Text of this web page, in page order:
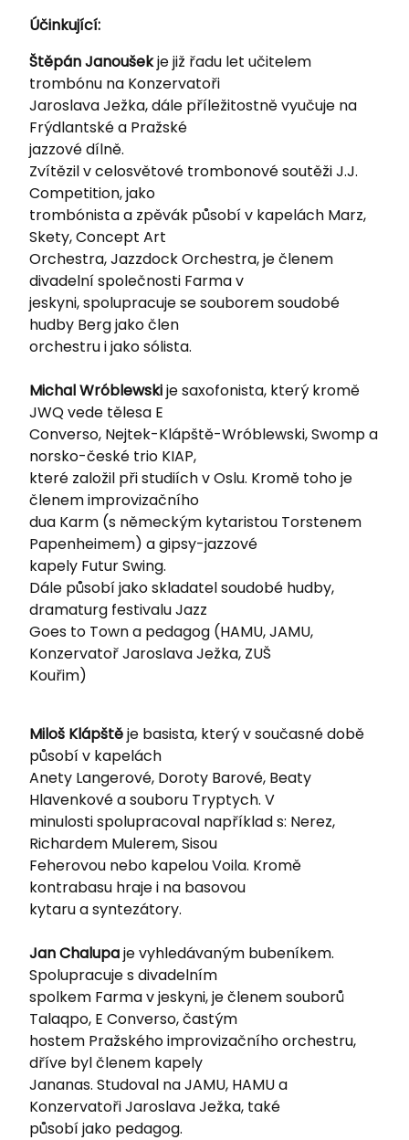
Účinkující:
Štěpán Janoušekje již řadu let učitelem
trombónu na Konzervatoři
Jaroslava Ježka, dále příležitostně vyučuje na
Frýdlantské a Pražské
jazzové dílně.
Zvítězil v celosvětové trombonové soutěži J.J.
Competition, jako
trombónista a zpěvák působí v kapelách Marz,
Skety, Concept Art
Orchestra, Jazzdock Orchestra, je členem
divadelní společnosti Farma v
jeskyni, spolupracuje se souborem soudobé
hudby Berg jako člen
orchestru i jako sólista.
Michal Wróblewskije saxofonista, který kromě
JWQ vede tělesa E
Converso, Nejtek-Klápště-Wróblewski, Swomp a
norsko-české trio KIAP,
které založil při studiích v Oslu. Kromě toho je
členem improvizačního
dua Karm (s německým kytaristou Torstenem
Papenheimem) a gipsy-jazzové
kapely Futur Swing.
Dále působí jako skladatel soudobé hudby,
dramaturg festivalu Jazz
Goes to Town a pedagog (HAMU, JAMU,
Konzervatoř Jaroslava Ježka, ZUŠ
Kouřim)
Miloš Klápštěje basista, který v současné době
působí v kapelách
Anety Langerové, Doroty Barové, Beaty
Hlavenkové a souboru Tryptych. V
minulosti spolupracoval například s: Nerez,
Richardem Mulerem, Sisou
Feherovou nebo kapelou Voila. Kromě
kontrabasu hraje i na basovou
kytaru a syntezátory.
Jan Chalupaje vyhledávaným bubeníkem.
Spolupracuje s divadelním
spolkem Farma v jeskyni, je členem souborů
Talaqpo, E Converso, častým
hostem Pražského improvizačního orchestru,
dříve byl členem kapely
Jananas. Studoval na JAMU, HAMU a
Konzervatoři Jaroslava Ježka, také
působí jako pedagog.